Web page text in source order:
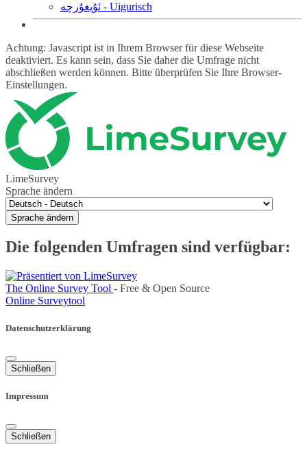
ئۇيغۇرچە - Uigurisch
Achtung: Javascript ist in Ihrem Browser für diese Webseite
deaktiviert. Es kann sein, dass Sie daher die Umfrage nicht
abschließen werden können. Bitte überprüfen Sie Ihre Browser-
Einstellungen.
LimeSurvey
Sprache ändern
Sprache ändern
Die folgenden Umfragen sind verfügbar:
The Online Survey Tool - Free & Open Source
Online Surveytool
Datenschutzerklärung
Schließen
Impressum
Schließen